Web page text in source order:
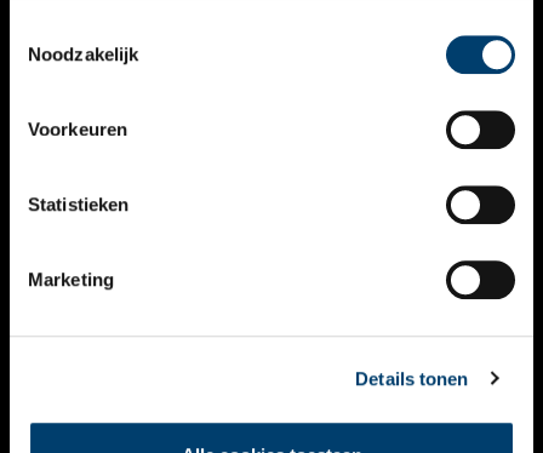
Noodzakelijk
Voorkeuren
Statistieken
Marketing
Details tonen
VERHALEN
KALENDER
THEMA’S
VIDEO’S
CONTACT